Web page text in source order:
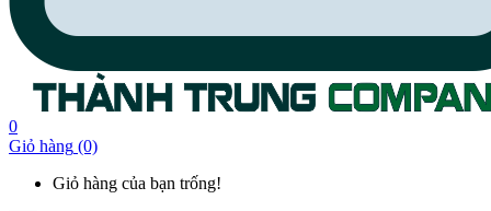
0
Giỏ hàng (0)
Giỏ hàng của bạn trống!